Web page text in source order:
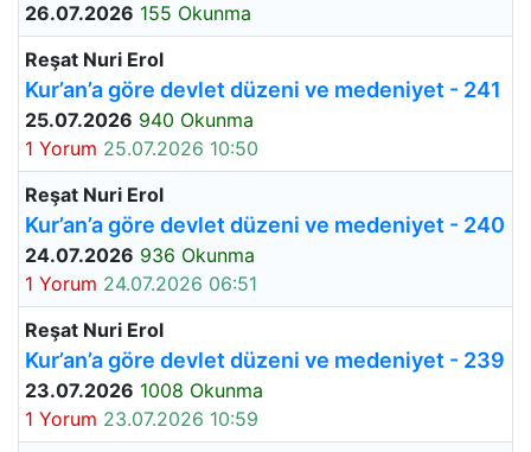
26.07.2026 155 Okunma
Reşat Nuri Erol
Kur’an’a göre devlet düzeni ve medeniyet - 241
25.07.2026 940 Okunma
1 Yorum 25.07.2026 10:50
Reşat Nuri Erol
Kur’an’a göre devlet düzeni ve medeniyet - 240
24.07.2026 936 Okunma
1 Yorum 24.07.2026 06:51
Reşat Nuri Erol
Kur’an’a göre devlet düzeni ve medeniyet - 239
23.07.2026 1008 Okunma
1 Yorum 23.07.2026 10:59